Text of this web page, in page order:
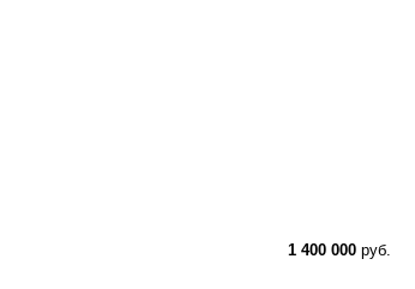
1 400 000 руб.